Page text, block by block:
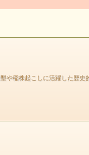
や稲株起こしに活躍した歴